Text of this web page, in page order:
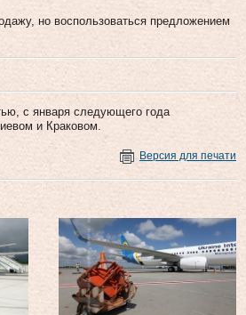
но воспользоваться предложением
с января следующего года
и Краковом.
Версия для печати